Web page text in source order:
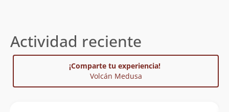
Actividad reciente
¡Comparte tu experiencia!
Volcán Medusa